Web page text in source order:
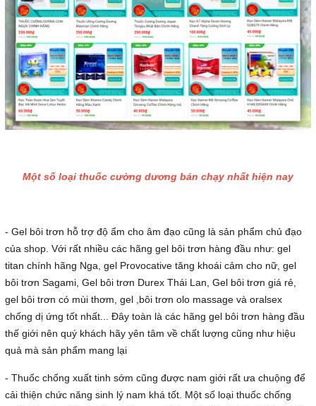
Một số loại thuốc cường dương bán chạy nhất hiện nay
- Gel bôi trơn hỗ trợ độ ẩm cho âm đạo cũng là sản phẩm chủ đạo
của shop. Với rất nhiều các hãng gel bôi trơn hàng đầu như: gel
titan chính hãng Nga, gel Provocative tăng khoái cảm cho nữ, gel
bôi trơn Sagami, Gel bôi trơn Durex Thái Lan, Gel bôi trơn giá rẻ,
gel bôi trơn có mùi thơm, gel ,bôi trơn olo massage và oralsex
chống dị ứng tốt nhất... Đây toàn là các hãng gel bôi trơn hàng đầu
thế giới nên quý khách hãy yên tâm về chất lượng cũng như hiệu
quả mà sản phẩm mang lại
- Thuốc chống xuất tinh sớm cũng được nam giới rất ưa chuộng để
cải thiện chức năng sinh lý nam khá tốt. Một số loại thuốc chống